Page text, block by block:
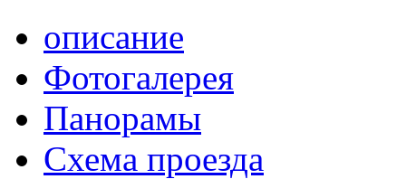
описание
Фотогалерея
Панорамы
Схема проезда